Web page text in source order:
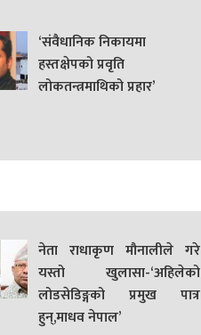
‘संवैधानिक निकायमा
हस्तक्षेपको प्रवृति
लोकतन्त्रमाथिको प्रहार’
नेता राधाकृण मौनालीले गरे
यस्तो खुलासा-‘अहिलेको
लोडसेडिङ्गको प्रमुख पात्र
हुन्,माधव नेपाल’